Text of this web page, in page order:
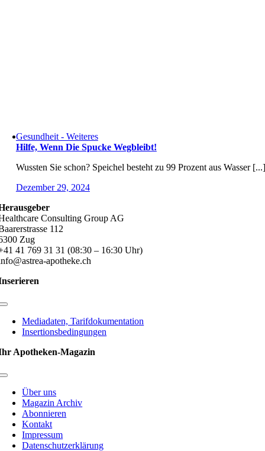
Gesundheit - Weiteres
Hilfe, Wenn Die Spucke Wegbleibt!
Wussten Sie schon? Speichel besteht zu 99 Prozent aus Wasser [...]
Dezember 29, 2024
Consulting Group AG
112
Zug
41 769 31 31 (08:30 – 16:30 Uhr)
apotheke.ch
Toggle
NavigationMediadaten, Tarifdokumentation
Insertionsbedingungen
Apotheken-Magazin
Toggle
NavigationÜber uns
Magazin Archiv
Abonnieren
Kontakt
Impressum
Datenschutzerklärung